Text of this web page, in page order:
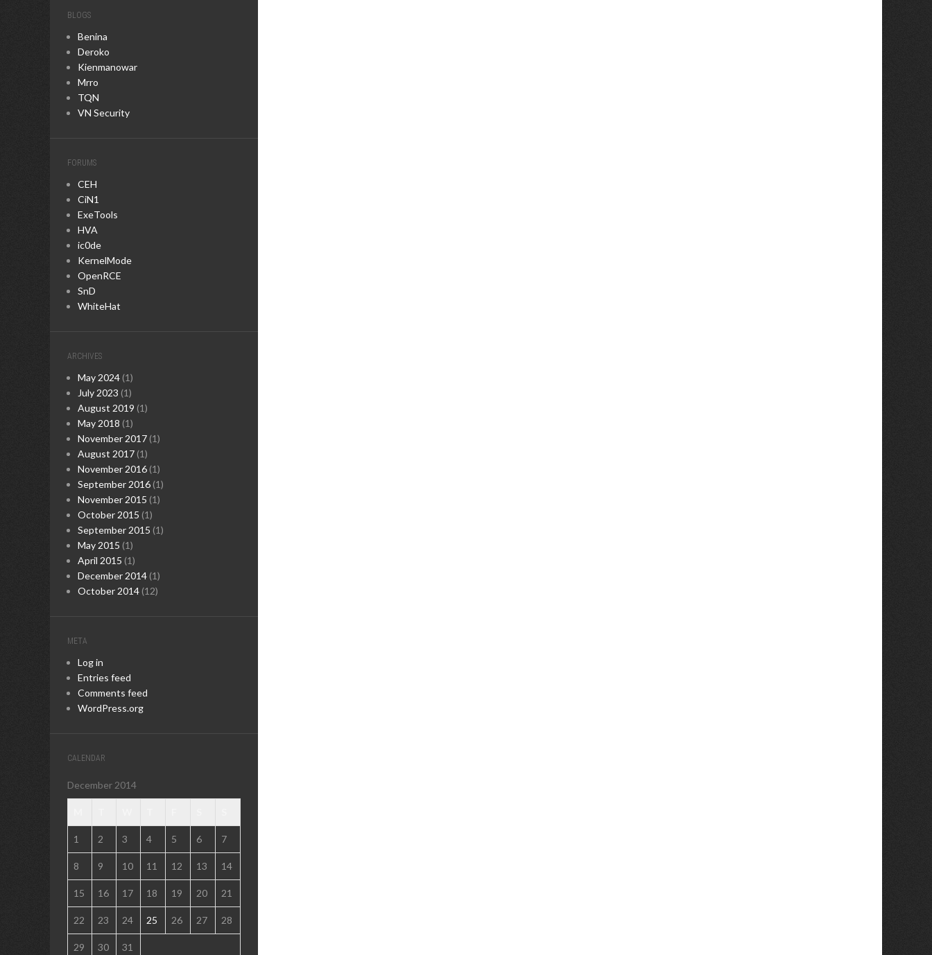
BLOGS
Benina
Deroko
Kienmanowar
Mrro
TQN
VN Security
FORUMS
CEH
CiN1
ExeTools
HVA
ic0de
KernelMode
OpenRCE
SnD
WhiteHat
ARCHIVES
May 2024 (1)
July 2023 (1)
August 2019 (1)
May 2018 (1)
November 2017 (1)
August 2017 (1)
November 2016 (1)
September 2016 (1)
November 2015 (1)
October 2015 (1)
September 2015 (1)
May 2015 (1)
April 2015 (1)
December 2014 (1)
October 2014 (12)
META
Log in
Entries feed
Comments feed
WordPress.org
CALENDAR
December 2014
1 2 3 4 5 6 7
8 9 10 11 12 13 14
15 16 17 18 19 20 21
22 23 24 25 26 27 28
29 30 31